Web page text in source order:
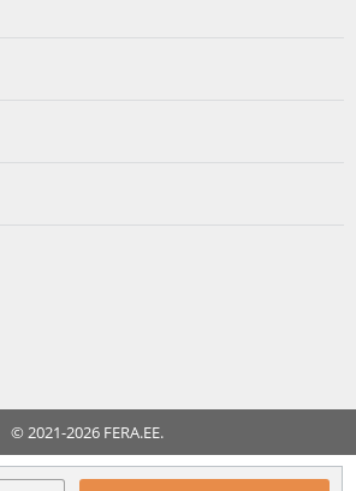
© 2021-2026 FERA.EE.
FERA INTERNATIONAL: